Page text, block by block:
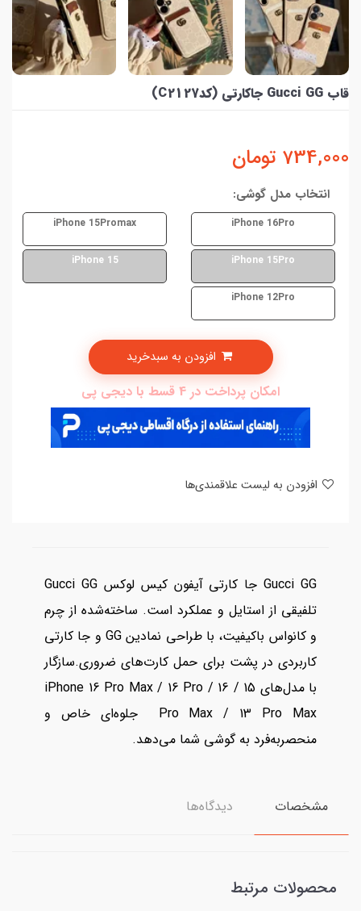
قاب Gucci GG جاکارتی (کدC2127)
734,000 تومان
انتخاب مدل گوشی:
iPhone 16Pro
iPhone 15Promax
iPhone 15Pro
iPhone 15
iPhone 12Pro
امکان پرداخت در 4 قسط با دیجی پی
Gucci GG جا کارتی آیفون کیس لوکس Gucci GG
تلفیقی از استایل و عملکرد است. ساخته‌شده از چرم
و کانواس باکیفیت، با طراحی نمادین GG و جا کارتی
کاربردی در پشت برای حمل کارت‌های ضروری.سازگار
با مدل‌های iPhone 16 Pro Max / 16 Pro / 16 / 15
Pro Max / 13 Pro Max جلوه‌ای خاص و
منحصربه‌فرد به گوشی شما می‌دهد.
مشخصات دیدگاه‌ها
محصولات مرتبط